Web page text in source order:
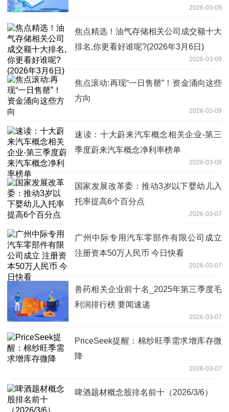
2026-03-09
焦点精选！油气存储相关公司成交额十大
排名,你更看好谁呢?(2026年3月6日)
2026-03-09
焦点滚动:再现“一日售罄”！资金涌向这些
方向
2026-03-09
速读：十大蔚来汽车概念相关企业-第三
季度蔚来汽车概念净利率榜单
2026-03-08
国家发展改革委：推动3岁以下婴幼儿入
托率提高6个百分点
2026-03-07
广州中际专用汽车零部件有限公司成立
注册资本50万人民币 今日快看
2026-03-07
兽药相关企业前十名_2025年第三季度毛
利润排行榜 要闻速递
2026-03-07
PriceSeek提醒：棉纱旺季需求增库存微
降
2026-03-07
啤酒题材概念股排名前十（2026/3/6）